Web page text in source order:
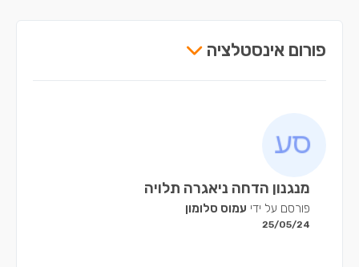
פורום אינסטלציה
מנגנון הדחה ניאגרה תלויה
פורסם על ידי עמוס סלומון
25/05/24